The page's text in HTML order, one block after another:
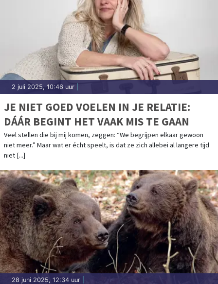
2 juli 2025, 10:46 uur
JE NIET GOED VOELEN IN JE RELATIE:
DÁÁR BEGINT HET VAAK MIS TE GAAN
Veel stellen die bij mij komen, zeggen: “We begrijpen elkaar gewoon
niet meer.” Maar wat er écht speelt, is dat ze zich allebei al langere tijd
niet [...]
28 juni 2025, 12:34 uur